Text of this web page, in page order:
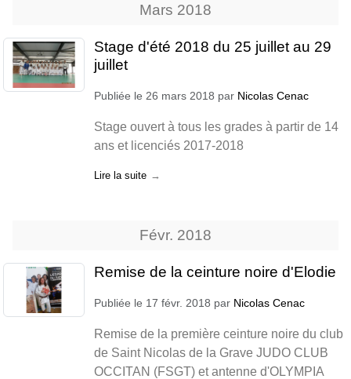
Mars 2018
Stage d'été 2018 du 25 juillet au 29
juillet
Publiée le 26 mars 2018 par Nicolas Cenac
Stage ouvert à tous les grades à partir de 14
ans et licenciés 2017-2018
Lire la suite
Févr. 2018
Remise de la ceinture noire d'Elodie
Publiée le 17 févr. 2018 par Nicolas Cenac
Remise de la première ceinture noire du club
de Saint Nicolas de la Grave JUDO CLUB
OCCITAN (FSGT) et antenne d'OLYMPIA